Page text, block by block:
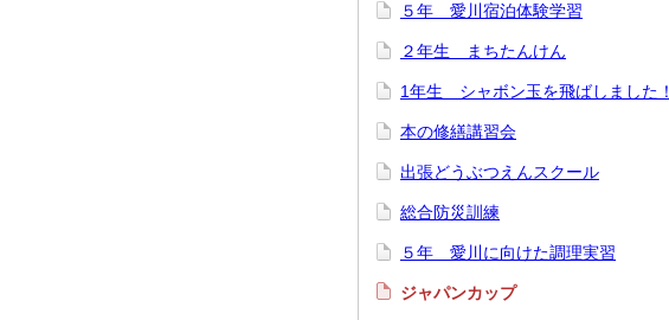
５年 愛川宿泊体験学習
２年生 まちたんけん
1年生 シャボン玉を飛ばしました！
本の修繕講習会
出張どうぶつえんスクール
総合防災訓練
５年 愛川に向けた調理実習
ジャパンカップ